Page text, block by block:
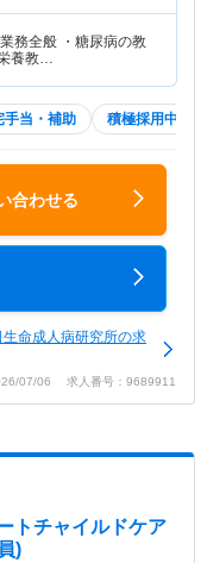
務全般 ・糖尿病の教
養教…
手当・補助 積極採用中
合わせる
命成人病研究所の求
07/06 求人番号：9689911
トチャイルドケア
)